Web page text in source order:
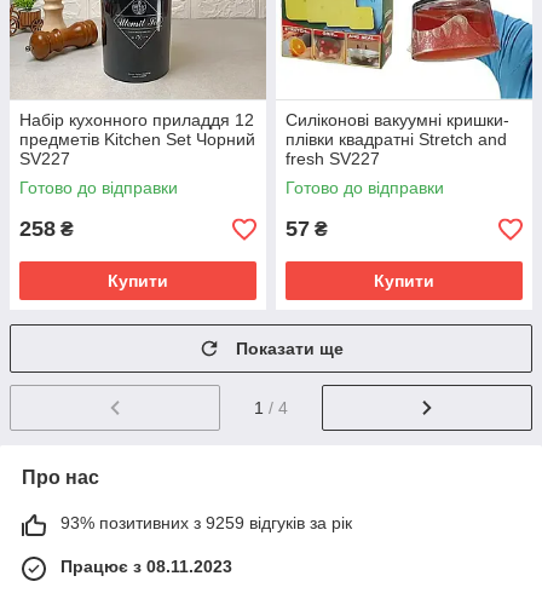
Набір кухонного приладдя 12
предметів Kitchen Set Чорний
SV227
Готово до відправки
258 ₴
Купити
Силіконові вакуумні кришки-
плівки квадратні Stretch and
fresh SV227
Готово до відправки
57 ₴
Купити
Показати ще
1 / 4
Про нас
93% позитивних з 9259 відгуків за рік
Працює з 08.11.2023